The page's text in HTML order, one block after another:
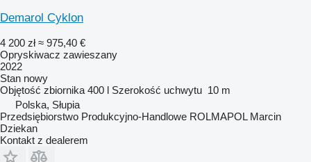
Demarol Cyklon
4 200 zł ≈ 975,40 €
Opryskiwacz zawieszany
2022
Stan nowy
Objętość zbiornika 400 l Szerokość uchwytu 10 m
Polska, Słupia
Przedsiębiorstwo Produkcyjno-Handlowe ROLMAPOL Marcin
Dziekan
Kontakt z dealerem